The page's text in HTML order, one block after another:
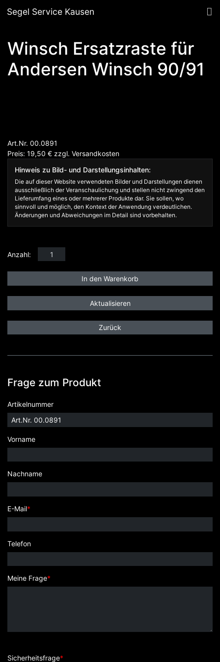
Segel Service Kausen
Winsch Ersatzraste für
Andersen Winsch 90/91
Art.Nr. 00.0891
Preis: 19,50 € zzgl. Versandkosten
Hinweis zu Bild- und Darstellungsinhalten:
Die auf dieser Website verwendeten Bilder und Darstellungen dienen
ausschließlich der Veranschaulichung und stellen nicht zwingend den
Lieferumfang eines oder mehrerer Produkte dar. Sie sollen, wo
sinnvoll und möglich, den Kontext der Anwendung verdeutlichen.
Änderungen und Abweichungen im Detail sind vorbehalten.
Anzahl:
Zurück
Frage zum Produkt
Artikelnummer
Vorname
Nachname
E-Mail*
Telefon
Meine Frage*
Sicherheitsfrage*